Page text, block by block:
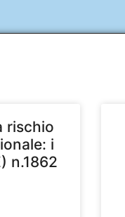
rischio
i
n.1862